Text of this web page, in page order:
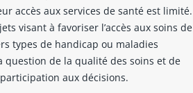
accès aux services de santé est limité.
visant à favoriser l’accès aux soins de
types de handicap ou maladies
question de la qualité des soins et de
aux décisions.